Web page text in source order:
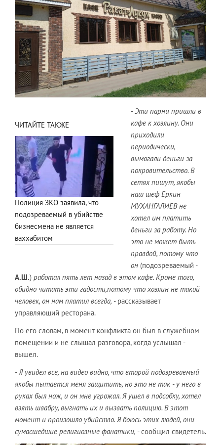
ЧИТАЙТЕ ТАКЖЕ
Полиция ЗКО заявила, что
подозреваемый в убийстве
бизнесмена не является
ваххабитом
- Эти парни пришли в
кафе к хозяину. Они
приходили
периодически,
вымогали деньги за
покровительство. В
сетях пишут, якобы
наш шеф Еркин
МУХАНГАЛИЕВ не
хотел им платить
деньги за работу. Но
это не может быть
правдой, потому что
он (подозреваемый -
А.Ш.) работал пять лет назад в этом кафе. Кроме того,
обидно читать эти гадости,потому что хозяин не такой
человек, он нам платил всегда, - рассказывает
управляющий ресторана.
По его словам, в момент конфликта он был в служебном
помещении и не слышал разговора, когда услышал -
вышел.
- Я увидел все, на видео видно, что второй подозреваемый
якобы пытается меня защитить, но это не так - у него в
руках был нож, и он мне угрожал. Я ушел в подсобку, хотел
взять швабру, выгнать их и вызвать полицию. В этот
момент и произошло убийство. Я боюсь этих людей, они
сумасшедшие религиозные фанатики, - сообщил свидетель.